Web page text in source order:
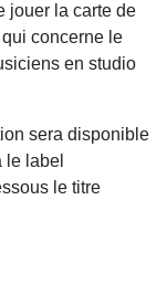
jouer la carte de
concerne le
en studio
sera disponible
le label
le titre